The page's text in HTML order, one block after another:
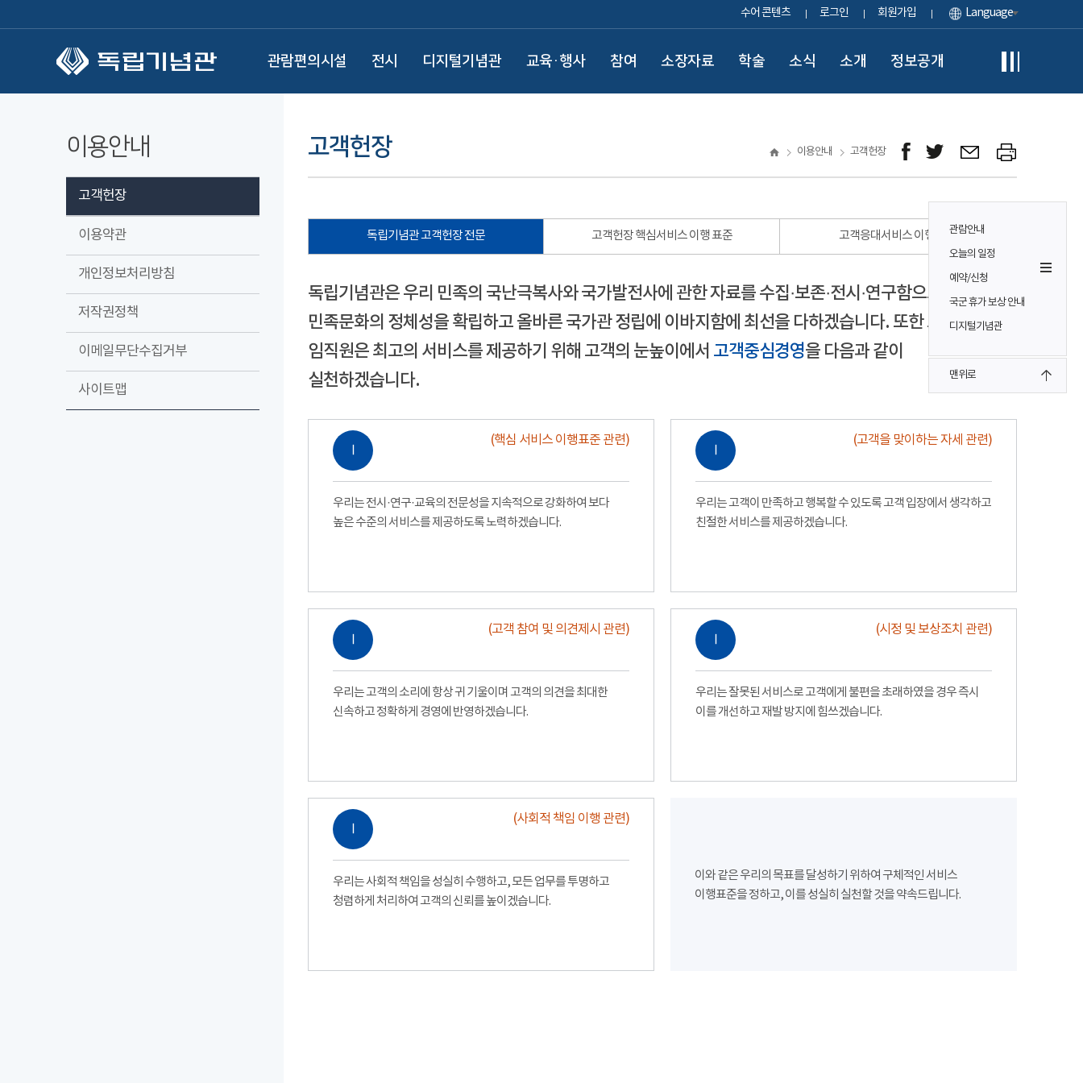
수어 콘텐츠 로그인 회원가입 Language
관람편의시설 전시 디지털기념관 교육·행사 참여 소장자료 학술 소식 소개 정보공개
관람안내
오늘의 일정
예약/신청
국군 휴가 보상 안내
디지털기념관
맨위로
이용안내
고객헌장
이용약관
개인정보처리방침
저작권정책
이메일무단수집거부
사이트맵
고객헌장 이용안내 고객헌장
독립기념관 고객헌장 전문 고객헌장 핵심서비스 이행 표준 고객응대서비스 이행 표준
독립기념관은 우리 민족의 국난극복사와 국가발전사에 관한 자료를 수집·보존·전시·연구함으로써
민족문화의 정체성을 확립하고 올바른 국가관 정립에 이바지함에 최선을 다하겠습니다. 또한 모든
임직원은 최고의 서비스를 제공하기 위해 고객의 눈높이에서 고객중심경영을 다음과 같이
실천하겠습니다.
Ⅰ
(핵심 서비스 이행표준 관련)
우리는 전시·연구·교육의 전문성을 지속적으로 강화하여 보다
높은 수준의 서비스를 제공하도록 노력하겠습니다.
Ⅰ
(고객을 맞이하는 자세 관련)
우리는 고객이 만족하고 행복할 수 있도록 고객 입장에서 생각하고
친절한 서비스를 제공하겠습니다.
Ⅰ
(고객 참여 및 의견제시 관련)
우리는 고객의 소리에 항상 귀 기울이며 고객의 의견을 최대한
신속하고 정확하게 경영에 반영하겠습니다.
Ⅰ
(시정 및 보상조치 관련)
우리는 잘못된 서비스로 고객에게 불편을 초래하였을 경우 즉시
이를 개선하고 재발 방지에 힘쓰겠습니다.
Ⅰ
(사회적 책임 이행 관련)
우리는 사회적 책임을 성실히 수행하고, 모든 업무를 투명하고
청렴하게 처리하여 고객의 신뢰를 높이겠습니다.
이와 같은 우리의 목표를 달성하기 위하여 구체적인 서비스
이행표준을 정하고, 이를 성실히 실천할 것을 약속드립니다.